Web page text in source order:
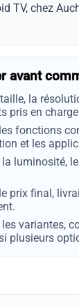
TV, chez
avant
la
pris en
fonctions
et les
la luminosité,
prix final,
variantes,
plusieurs